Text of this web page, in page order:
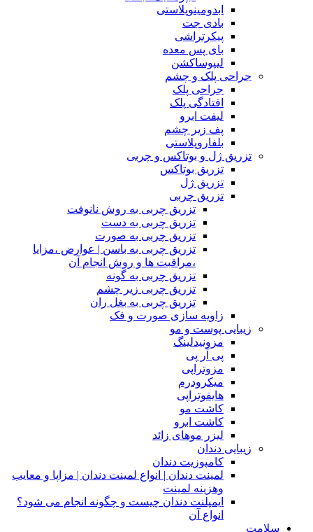
ابدومینوپلاستی
بادی‌ جت
پیکرتراشی
بای پس معده
لیپوساکشن
جراحی پلک و چشم
جراحی پلک
افتادگی پلک
لیفت ابرو
پف زیر چشم
بلفاروپلاستی
تزریق ژل و بوتاکس و چربی
تزریق بوتاکس
تزریق ژل
تزریق چربی
تزریق چربی به روش نانوفت
تزریق چربی به دست
تزریق چربی به صورت
تزریق چربی به باسن | عوارض ،مزایا
،مراقبت ها و روش انجام آن
تزریق چربی به گونه
تزریق چربی زیر چشم
تزریق چربی به بغل ران
زاویه سازی صورت و فک
زیبایی پوست و مو
مزونیدلینگ
پی آر پی
مزوتراپی
میکرودرم
هایفوتراپی
کاشت مو
کاشت ابرو
لیزر موهای زائد
زیبایی دندان
کامپوزیت دندان
لمینت دندان | انواع لمینت دندان | مزاپا و معایب
وهزینه لمینت
ایمپلنت دندان چیست و چگونه انجام می شود؟
انواع آن
سلامت